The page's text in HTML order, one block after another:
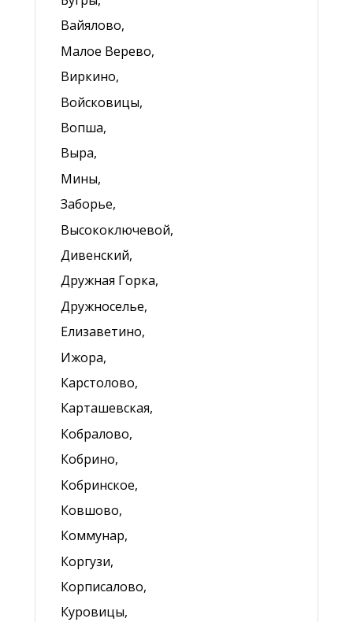
Вайялово,
Малое Верево,
Виркино,
Войсковицы,
Вопша,
Выра,
Мины,
Заборье,
Высокоключевой,
Дивенский,
Дружная Горка,
Дружноселье,
Елизаветино,
Ижора,
Карстолово,
Карташевская,
Кобралово,
Кобрино,
Кобринское,
Ковшово,
Коммунар,
Коргузи,
Корписалово,
Куровицы,